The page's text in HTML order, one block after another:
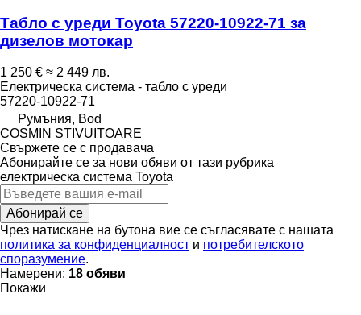
Табло с уреди Toyota 57220-10922-71 за
дизелов мотокар
1 250 € ≈ 2 449 лв.
Електрическа система - табло с уреди
57220-10922-71
Румъния, Bod
COSMIN STIVUITOARE
Свържете се с продавача
Абонирайте се за нови обяви от тази рубрика
електрическа система Toyota
Абонирай се
Чрез натискане на бутона вие се съгласявате с нашата
политика за конфиденциалност и потребителското
споразумение.
Намерени: 18 обяви
Покажи